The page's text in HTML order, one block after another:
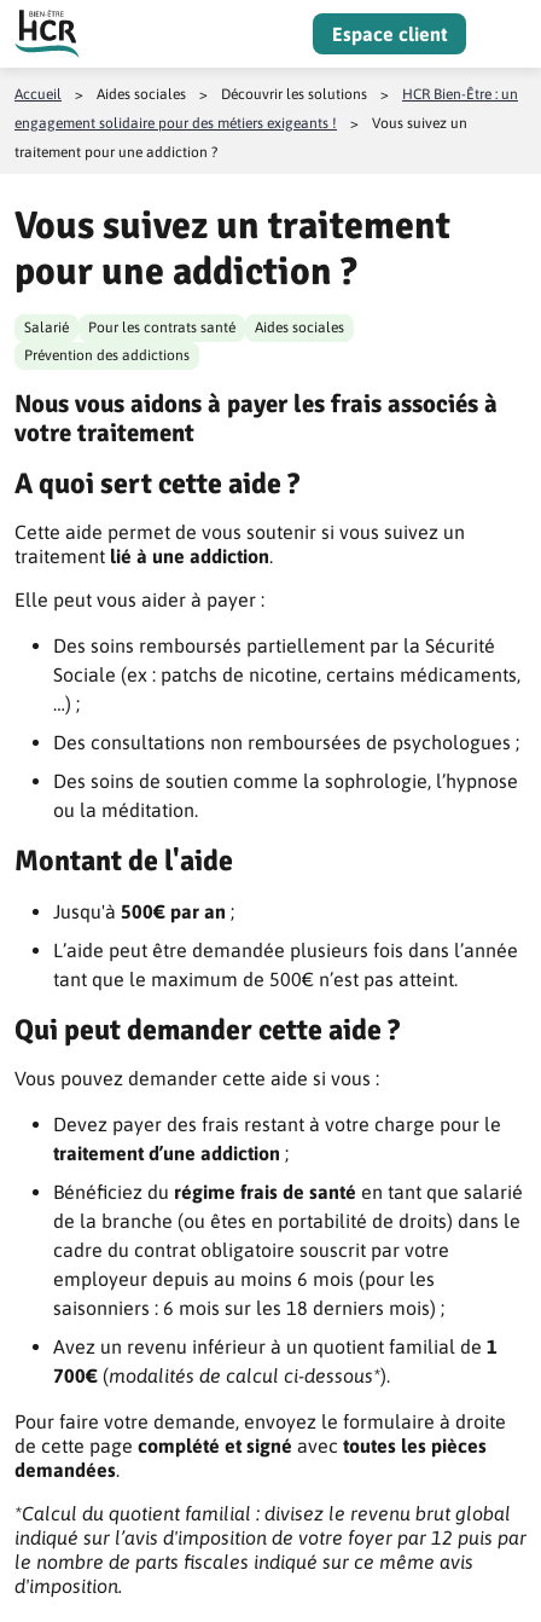
Aller au contenu
Espace client
Accueil > Aides sociales > Découvrir les solutions >
HCR Bien-Être : un
engagement solidaire pour des métiers exigeants !
>
Vous suivez un
traitement pour une addiction ?
Vous suivez un traitement
pour une addiction ?
Salarié Pour les contrats santé
Aides sociales
Prévention des addictions
Nous vous aidons à payer les frais associés à
votre traitement
A quoi sert cette aide ?
Cette aide permet de vous soutenir si vous suivez un
traitement lié à une addiction.
Elle peut vous aider à payer :
Des soins remboursés partiellement par la Sécurité
Sociale (ex : patchs de nicotine, certains médicaments,
…) ;
Des consultations non remboursées de psychologues ;
Des soins de soutien comme la sophrologie, l’hypnose
ou la méditation.
Montant de l'aide
Jusqu'à 500€ par an ;
L’aide peut être demandée plusieurs fois dans l’année
tant que le maximum de 500€ n’est pas atteint.
Qui peut demander cette aide ?
Vous pouvez demander cette aide si vous :
Devez payer des frais restant à votre charge pour le
traitement d’une addiction ;
Bénéficiez du régime frais de santé en tant que salarié
de la branche (ou êtes en portabilité de droits) dans le
cadre du contrat obligatoire souscrit par votre
employeur depuis au moins 6 mois (pour les
saisonniers : 6 mois sur les 18 derniers mois) ;
Avez un revenu inférieur à un quotient familial de 1
700€ (modalités de calcul ci-dessous*).
Pour faire votre demande, envoyez le formulaire à droite
de cette page complété et signé avec toutes les pièces
demandées.
*Calcul du quotient familial : divisez le revenu brut global
indiqué sur l’avis d'imposition de votre foyer par 12 puis par
le nombre de parts fiscales indiqué sur ce même avis
d'imposition.